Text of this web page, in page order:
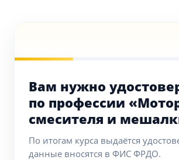
Вам нужно
по профессии
смесителя и
По итогам курса выдаётся
данные вносятся в ФИС ФРДО.